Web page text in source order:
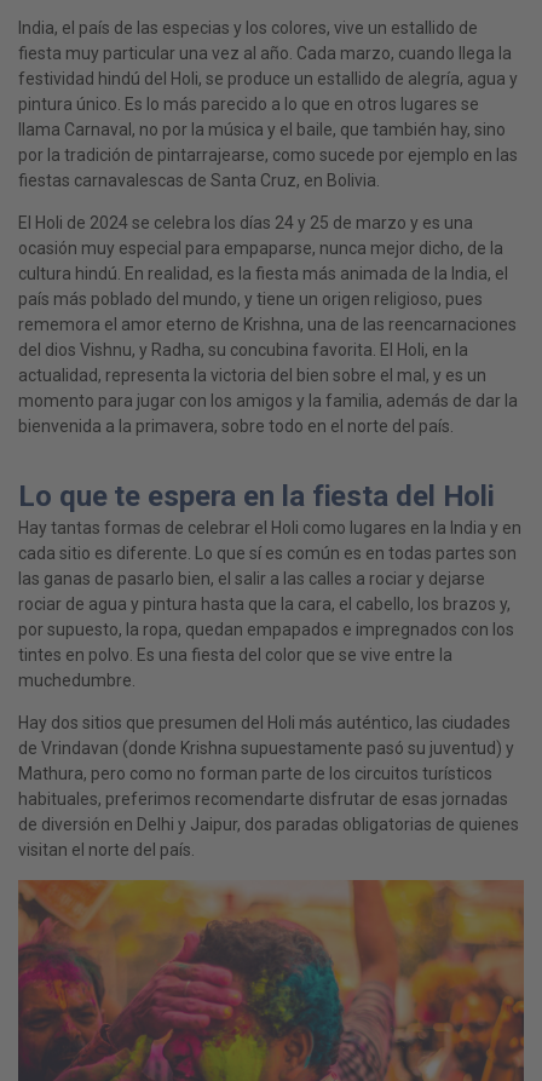
India, el país de las especias y los colores, vive un estallido de
fiesta muy particular una vez al año. Cada marzo, cuando llega la
festividad hindú del Holi, se produce un estallido de alegría, agua y
pintura único. Es lo más parecido a lo que en otros lugares se
llama Carnaval, no por la música y el baile, que también hay, sino
por la tradición de pintarrajearse, como sucede por ejemplo en las
fiestas carnavalescas de Santa Cruz, en Bolivia.
El Holi de 2024 se celebra los días 24 y 25 de marzo y es una
ocasión muy especial para empaparse, nunca mejor dicho, de la
cultura hindú. En realidad, es la fiesta más animada de la India, el
país más poblado del mundo, y tiene un origen religioso, pues
rememora el amor eterno de Krishna, una de las reencarnaciones
del dios Vishnu, y Radha, su concubina favorita. El Holi, en la
actualidad, representa la victoria del bien sobre el mal, y es un
momento para jugar con los amigos y la familia, además de dar la
bienvenida a la primavera, sobre todo en el norte del país.
Lo que te espera en la fiesta del Holi
Hay tantas formas de celebrar el Holi como lugares en la India y en
cada sitio es diferente. Lo que sí es común es en todas partes son
las ganas de pasarlo bien, el salir a las calles a rociar y dejarse
rociar de agua y pintura hasta que la cara, el cabello, los brazos y,
por supuesto, la ropa, quedan empapados e impregnados con los
tintes en polvo. Es una fiesta del color que se vive entre la
muchedumbre.
Hay dos sitios que presumen del Holi más auténtico, las ciudades
de Vrindavan (donde Krishna supuestamente pasó su juventud) y
Mathura, pero como no forman parte de los circuitos turísticos
habituales, preferimos recomendarte disfrutar de esas jornadas
de diversión en Delhi y Jaipur, dos paradas obligatorias de quienes
visitan el norte del país.